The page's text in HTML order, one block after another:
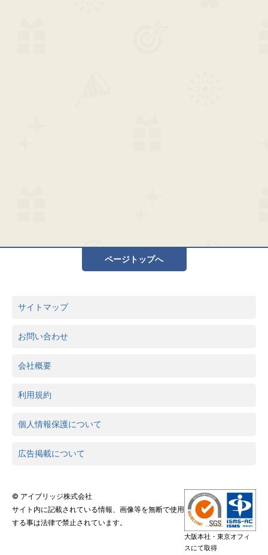
ページトップへ
サイトマップ
お問い合わせ
会社概要
利用規約
個人情報保護について
広告掲載について
© アイブリッジ株式会社
サイト内に記載されている情報、画像等を無断で使用
する事は法律で禁止されています。
大阪本社・東京オフィ
スにて取得